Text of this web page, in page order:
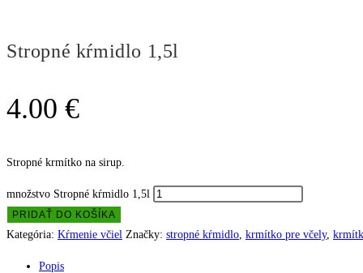
Stropné kŕmidlo 1,5l
4.00 €
Stropné krmítko na sirup.
množstvo Stropné kŕmidlo 1,5l
PRIDAŤ DO KOŠÍKA
Kategória: Kŕmenie včiel Značky: stropné kŕmidlo krmítko pre včely,
Popis